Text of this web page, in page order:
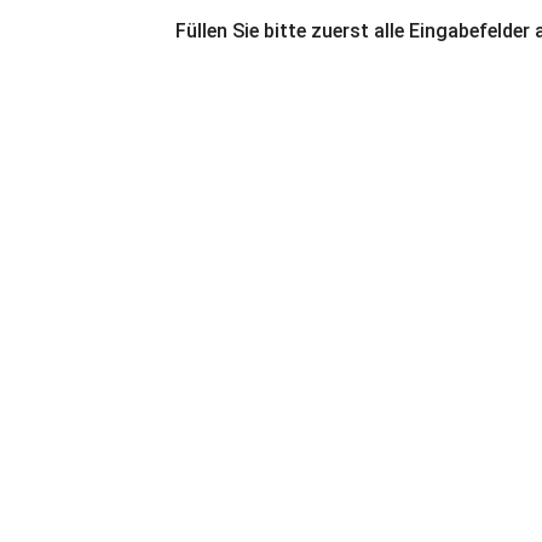
Füllen Sie bitte zuerst alle Eingabefelder